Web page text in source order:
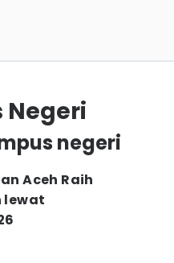
Negeri
negeri
Aceh Raih
lewat